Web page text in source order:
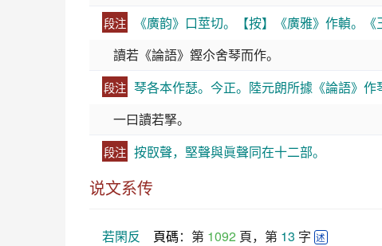
段注
《廣韵》口莖切。【按】《廣雅》作䡠。《
讀若《論語》鏗尒舍琴而作。
段注 琴各本作瑟。今正。陸元朗所據《論語》作
一曰讀若掔。
段注 按臤聲，堅聲與眞聲同在十二部。
说文系传
若閑反 頁碼：第 1092 頁，第 13 字 述